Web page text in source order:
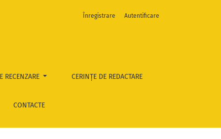
RECENZARE CERINȚE DE REDACTARE
CONTACTE
Înregistrare Autentificare